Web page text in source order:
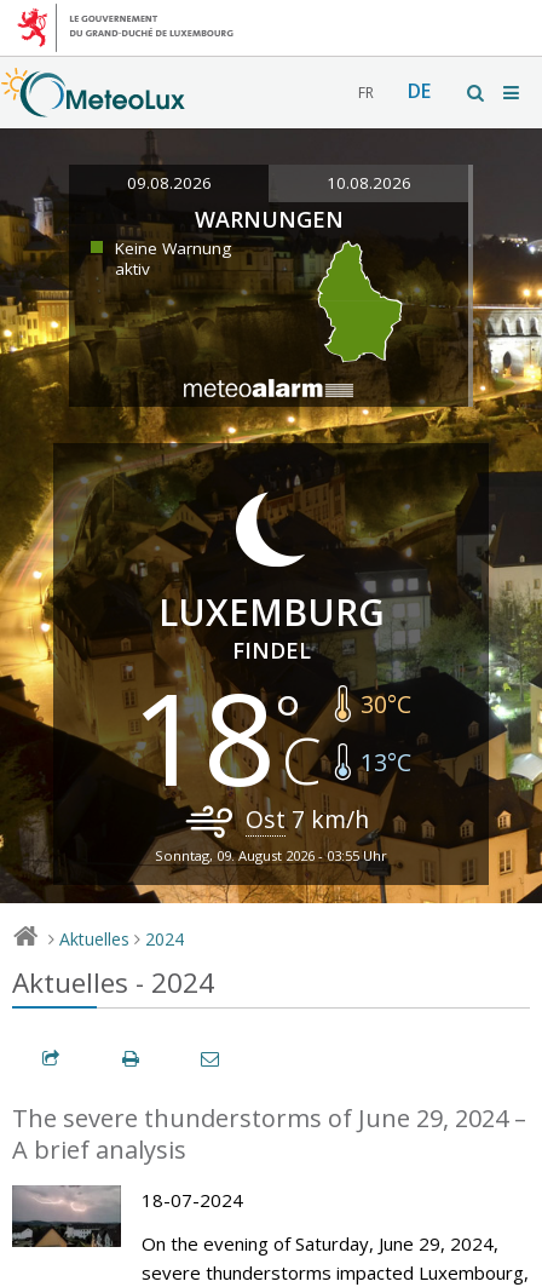
FR DE
09.08.2026 10.08.2026
WARNUNGEN
Keine Warnung
aktiv
LUXEMBURG
FINDEL
18 30°C
13°C
Ost7 km/h
Sonntag, 09. August 2026 - 03:55 Uhr
> Aktuelles > 2024
Aktuelles - 2024
The severe thunderstorms of June 29, 2024 –
A brief analysis
18-07-2024
On the evening of Saturday, June 29, 2024,
severe thunderstorms impacted Luxembourg,